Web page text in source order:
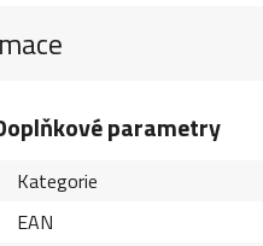
parametry
Kategorie
EAN